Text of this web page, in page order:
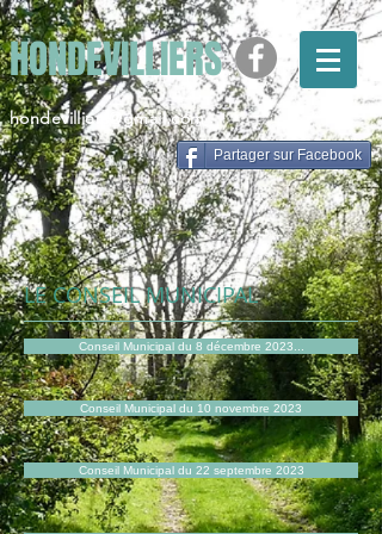
HONDEVILLIERS
hondevilliers@gmail.com
Partager sur Facebook
LE CONSEIL MUNICIPAL
Conseil Municipal du 8 décembre 2023...
Conseil Municipal du 10 novembre 2023
Conseil Municipal du 22 septembre 2023